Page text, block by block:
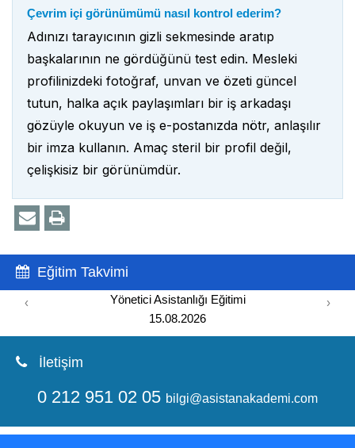
Çevrim içi görünümümü nasıl kontrol ederim?
Adınızı tarayıcının gizli sekmesinde aratıp
başkalarının ne gördüğünü test edin. Mesleki
profilinizdeki fotoğraf, unvan ve özeti güncel
tutun, halka açık paylaşımları bir iş arkadaşı
gözüyle okuyun ve iş e-postanızda nötr, anlaşılır
bir imza kullanın. Amaç steril bir profil değil,
çelişkisiz bir görünümdür.
Eğitim Takvimi
Yönetici Asistanlığı Eğitimi
15.08.2026
‹ ›
İletişim
0 212 951 02 05 bilgi@asistanakademi.com